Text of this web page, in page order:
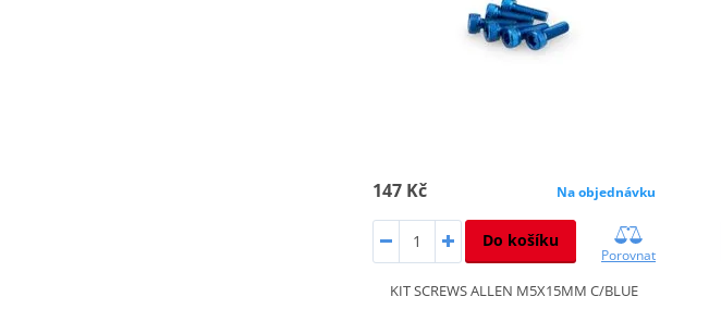
147 Kč Na objednávku
Do košíku
Porovnat
KIT SCREWS ALLEN M5X15MM C/BLUE